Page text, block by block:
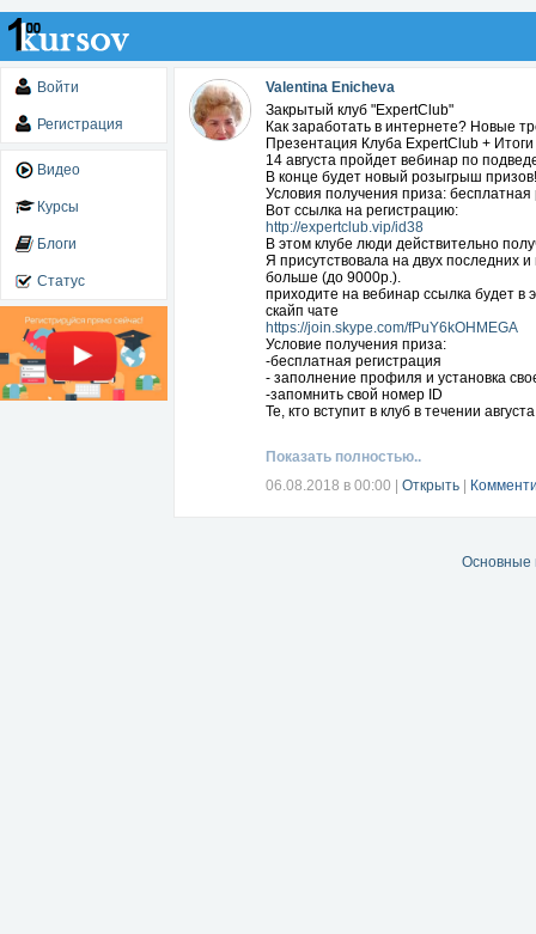
Войти
Регистрация
Видео
Курсы
Блоги
Статус
Valentina Enicheva
Закрытый клуб "ExpertClub"
Как заработать в интернете? Новые
Презентация Клуба ExpertClub +
14 августа пройдет вебинар по
В конце будет новый розыгрыш призов!
Условия получения приза:
Вот ссылка на регистрацию:
http://expertclub.vip/id38
В этом клубе люди действительно
Я присутствовала на двух последних
больше (до 9000р.).
приходите на вебинар ссылка будет в
скайп чате
https://join.skype.com/fPuY6kOHMEGA
Условие получения приза:
-бесплатная регистрация
- заполнение профиля и установка
-запомнить свой номер ID
Те, кто вступит в клуб в течении
https://youtu.be/JZkcPs3DOrk
Для тех, кто станет VIP имеется
что-то не то (виснет, долго
Показать полностью..
06.08.2018 в 00:00
Открыть
Основные